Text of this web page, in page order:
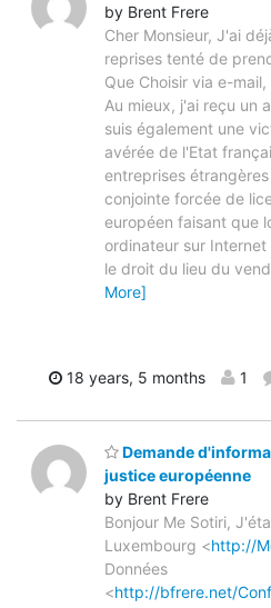
by Brent Frere
Cher Monsieur, J'ai
reprises tenté de
Que Choisir via e-
Au mieux, j'ai reçu un
suis également une
avérée de l'Etat
entreprises
conjointe forcée de
européen faisant que
ordinateur sur
le droit du lieu du
More]
18 years, 5 months 1
Demande
justice européenne
by Brent Frere
Bonjour Me Sotiri,
Luxembourg <http://
Données
<http://bfrere.net/